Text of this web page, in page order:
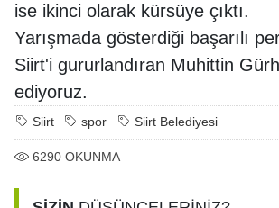
ise ikinci olarak kürsüye çıktı.
Yarışmada gösterdiği başarılı
Siirt'i gururlandıran Muhittin
ediyoruz.
Siirt spor Siirt Belediyesi
6290 OKUNMA